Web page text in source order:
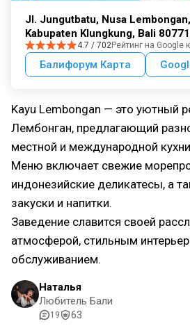
Jl. Jungutbatu, Nusa
Kabupaten Klungkung, Bali
4.7 / 702Рейтинг на Google
Балифорум Карта
Kayu Lembongan — это уютный
Лембонган, предлагающий
местной и международной
Меню включает свежие
индонезийские деликатесы, а
закуски и напитки.
Заведение славится своей
атмосферой, стильным
обслуживанием.
Наталья
Любитель Бали
19 63